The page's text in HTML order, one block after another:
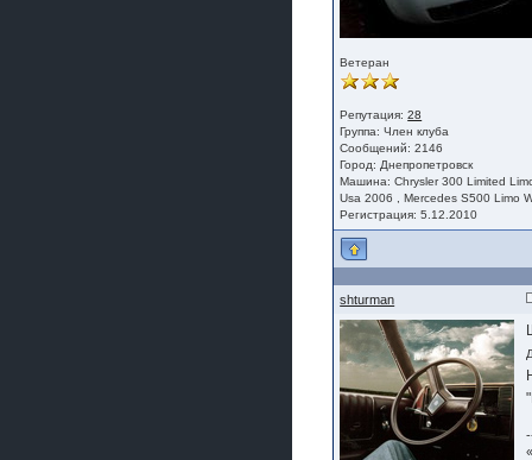
Ветеран
Репутация:28
Группа:Член клуба
Сообщений: 2146
Город: Днепропетровск
Машина: Chrysler 300 Limited
Usa 2006 , Mercedes S500 Limo
Регистрация: 5.12.2010
shturman